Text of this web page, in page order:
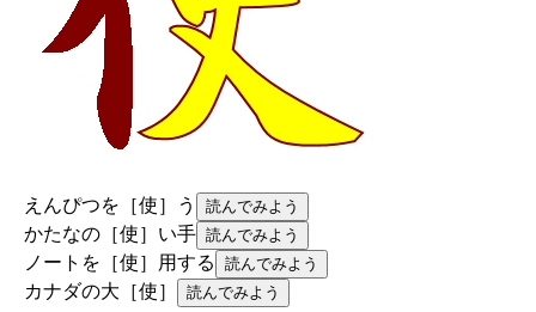
えんぴつを［使］う
かたなの［使］い手
ノートを［使］用する
カナダの大［使］